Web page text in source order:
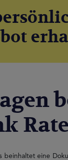
beinhaltet eine